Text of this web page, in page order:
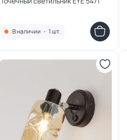
В наличии • 1 шт.